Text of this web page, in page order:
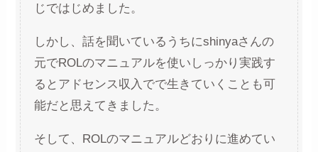
じではじめました。
しかし、話を聞いているうちにshinyaさんの
元でROLのマニュアルを使いしっかり実践す
るとアドセンス収入でで生きていくことも可
能だと思えてきました。
そして、ROLのマニュアルどおりに進めてい